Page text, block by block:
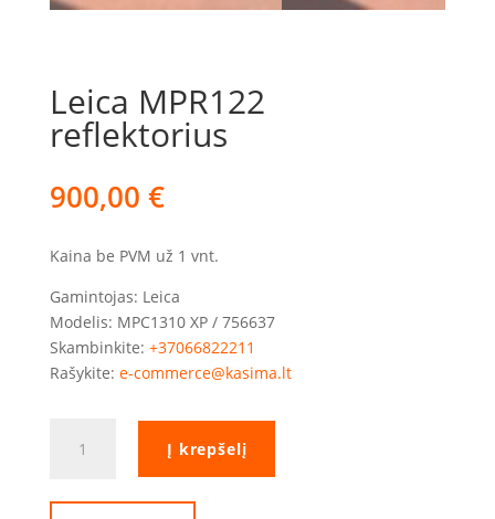
Leica MPR122
reflektorius
900,00 €
Kaina be PVM už 1 vnt.
Gamintojas: Leica
Modelis: MPC1310 XP / 756637
Skambinkite: +37066822211
Rašykite: e-commerce@kasima.lt
kiekis:
MPR122
Į krepšelį